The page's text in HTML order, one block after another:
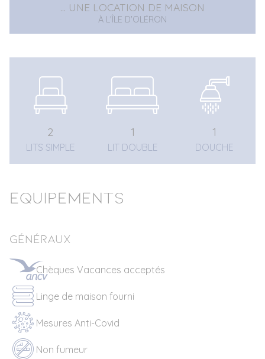
... UNE LOCATION DE MAISON
À L'ÎLE D'OLÉRON
2
LITS SIMPLE
1
LIT DOUBLE
1
DOUCHE
Equipements
Généraux
Chèques Vacances acceptés
Linge de maison fourni
Mesures Anti-Covid
Non fumeur